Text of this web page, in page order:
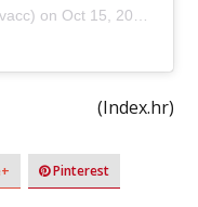
on Oct 15, 2018 at 2:13pm PDT
(Index.hr)
Pinterest